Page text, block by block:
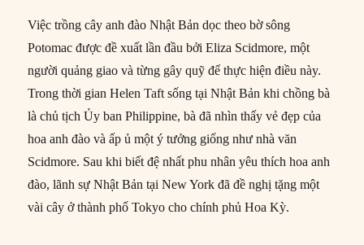
Việc trồng cây anh đào Nhật Bản dọc theo bờ sông
Potomac được đề xuất lần đầu bởi Eliza Scidmore, một
người quảng giao và từng gây quỹ để thực hiện điều này.
Trong thời gian Helen Taft sống tại Nhật Bản khi chồng bà
là chủ tịch Ủy ban Philippine, bà đã nhìn thấy vẻ đẹp của
hoa anh đào và ấp ủ một ý tưởng giống như nhà văn
Scidmore. Sau khi biết đệ nhất phu nhân yêu thích hoa anh
đào, lãnh sự Nhật Bản tại New York đã đề nghị tặng một
vài cây ở thành phố Tokyo cho chính phủ Hoa Kỳ.